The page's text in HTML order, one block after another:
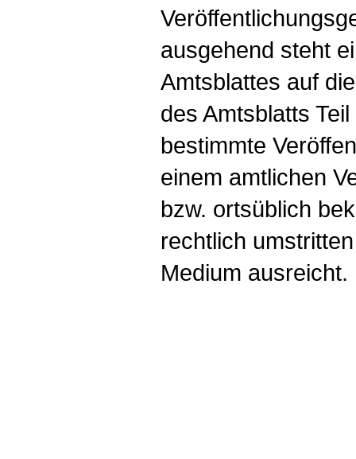
ausgehend steht
Amtsblattes auf
des Amtsblatts
bestimmte
einem amtlichen
bzw. ortsüblich
rechtlich
Medium ausreicht.